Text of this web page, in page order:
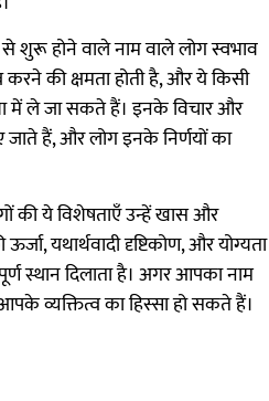
शुरू होने वाले नाम वाले लोग स्वभाव
की क्षमता होती है, और ये किसी
में ले जा सकते हैं। इनके विचार और
हैं, और लोग इनके निर्णयों का
की ये विशेषताएँ उन्हें खास और
यथार्थवादी दृष्टिकोण, और योग्यता
स्थान दिलाता है। अगर आपका नाम
व्यक्तित्व का हिस्सा हो सकते हैं।